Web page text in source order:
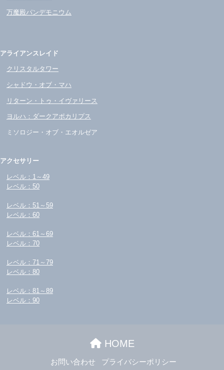
万魔殿パンデモニウム
アライアンスレイド
クリスタルタワー
シャドウ・オブ・マハ
リターン・トゥ・イヴァリース
ヨルハ：ダークアポカリプス
ミソロジー・オブ・エオルゼア
アクセサリー
レベル：1～49
レベル：50
レベル：51～59
レベル：60
レベル：61～69
レベル：70
レベル：71～79
レベル：80
レベル：81～89
レベル：90
HOME
お問い合わせ プライバシーポリシー